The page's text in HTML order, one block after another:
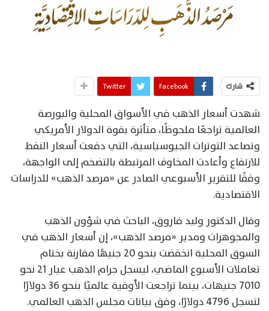
شارك Facebook
Twitter
شهدت أسعار الذهب في الأسواق المحلية والبورصة
العالمية تراجعًا ملحوظًا، متأثرة بقوة الدولار الأمريكي
وتصاعد التوترات الجيوسياسية، التي دفعت أسعار النفط
للارتفاع وأعادت المخاوف المرتبطة بالتضخم إلى الواجهة،
وفقًا للتقرير الأسبوعي الصادر عن «مرصد الذهب» للدراسات
الاقتصادية.
وقال الدكتور وليد فاروق، الباحث في شؤون الذهب
والمجوهرات ومدير «مرصد الذهب»، إن أسعار الذهب في
السوق المحلية انخفضت بنحو 20 جنيهًا مقارنة بختام
تعاملات الأسبوع الماضي، ليسجل جرام الذهب عيار 21 نحو
7010 جنيهات، بينما تراجعت الأوقية عالميًا بنحو 36 دولارًا
لتسجل 4796 دولارًا، وفق بيانات مجلس الذهب العالمي.